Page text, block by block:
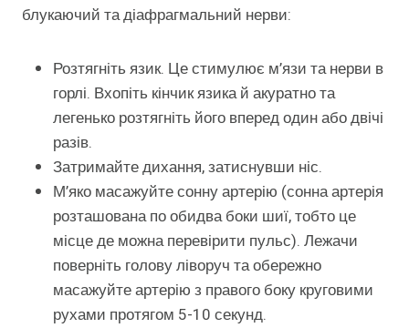
блукаючий та діафрагмальний нерви:
Розтягніть язик. Це стимулює м’язи та нерви в
горлі. Вхопіть кінчик язика й акуратно та
легенько розтягніть його вперед один або двічі
разів.
Затримайте дихання, затиснувши ніс.
М’яко масажуйте сонну артерію (сонна артерія
розташована по обидва боки шиї, тобто це
місце де можна перевірити пульс). Лежачи
поверніть голову ліворуч та обережно
масажуйте артерію з правого боку круговими
рухами протягом 5-10 секунд.